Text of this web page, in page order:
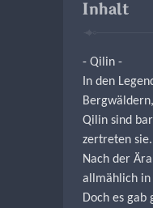
Inhalt
- Qilin -
In den
Qilin sind
zertreten
Nach der
allmählich in
Doch es